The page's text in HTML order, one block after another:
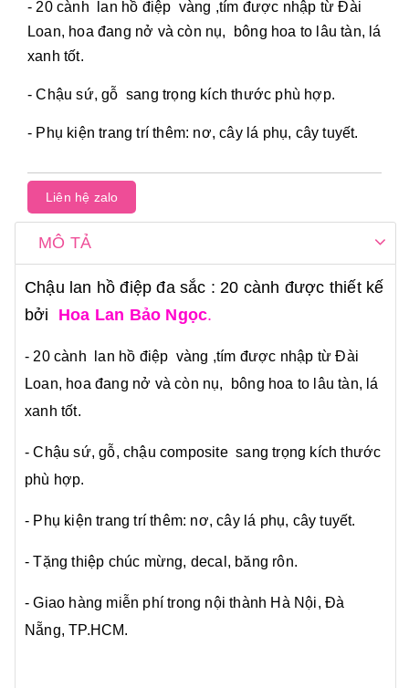
- 20 cành lan hồ điệp vàng ,tím được nhập từ Đài
Loan, hoa đang nở và còn nụ, bông hoa to lâu tàn, lá
xanh tốt.
- Chậu sứ, gỗ sang trọng kích thước phù hợp.
- Phụ kiện trang trí thêm: nơ, cây lá phụ, cây tuyết.
Liên hệ zalo
MÔ TẢ
Chậu lan hồ điệp đa sắc : 20 cành được thiết kế
bởi
Hoa Lan Bảo Ngọc.
- 20 cành lan hồ điệp vàng ,tím được nhập từ Đài
Loan, hoa đang nở và còn nụ, bông hoa to lâu tàn, lá
xanh tốt.
- Chậu sứ, gỗ, chậu composite sang trọng kích thước
phù hợp.
- Phụ kiện trang trí thêm: nơ, cây lá phụ, cây tuyết.
- Tặng thiệp chúc mừng, decal, băng rôn.
- Giao hàng miễn phí trong nội thành Hà Nội, Đà
Nẵng, TP.HCM.